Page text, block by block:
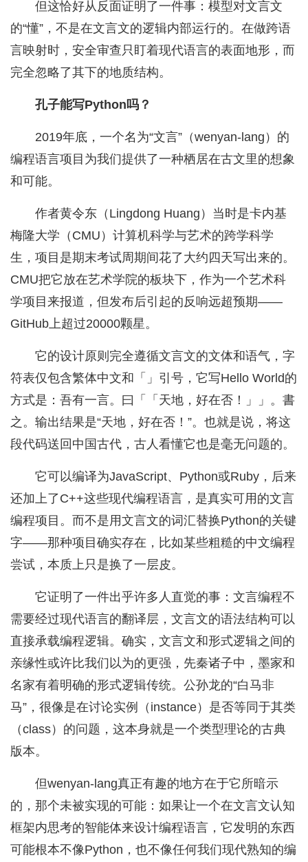
但这恰好从反面证明了一件事：模型对文言文
的“懂”，不是在文言文的逻辑内部运行的。在做跨语
言映射时，安全审查只盯着现代语言的表面地形，而
完全忽略了其下的地质结构。
孔子能写Python吗？
2019年底，一个名为“文言”（wenyan-lang）的
编程语言项目为我们提供了一种栖居在古文里的想象
和可能。
作者黄令东（Lingdong Huang）当时是卡内基
梅隆大学（CMU）计算机科学与艺术的跨学科学
生，项目是期末考试周期间花了大约四天写出来的。
CMU把它放在艺术学院的板块下，作为一个艺术科
学项目来报道，但发布后引起的反响远超预期——
GitHub上超过20000颗星。
它的设计原则完全遵循文言文的文体和语气，字
符表仅包含繁体中文和「」引号，它写Hello World的
方式是：吾有一言。曰「「天地，好在否！」」。書
之。输出结果是“天地，好在否！”。也就是说，将这
段代码送回中国古代，古人看懂它也是毫无问题的。
它可以编译为JavaScript、Python或Ruby，后来
还加上了C++这些现代编程语言，是真实可用的文言
编程项目。而不是用文言文的词汇替换Python的关键
字——那种项目确实存在，比如某些粗糙的中文编程
尝试，本质上只是换了一层皮。
它证明了一件出乎许多人直觉的事：文言编程不
需要经过现代语言的翻译层，文言文的语法结构可以
直接承载编程逻辑。确实，文言文和形式逻辑之间的
亲缘性或许比我们以为的更强，先秦诸子中，墨家和
名家有着明确的形式逻辑传统。公孙龙的“白马非
马”，很像是在讨论实例（instance）是否等同于其类
（class）的问题，这本身就是一个类型理论的古典
版本。
但wenyan-lang真正有趣的地方在于它所暗示
的，那个未被实现的可能：如果让一个在文言文认知
框架内思考的智能体来设计编程语言，它发明的东西
可能根本不像Python，也不像任何我们现代熟知的编